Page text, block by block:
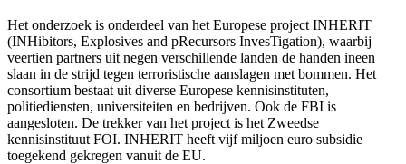
Het onderzoek is onderdeel van het Europese project INHERIT
(INHibitors, Explosives and pRecursors InvesTigation), waarbij
veertien partners uit negen verschillende landen de handen ineen
slaan in de strijd tegen terroristische aanslagen met bommen. Het
consortium bestaat uit diverse Europese kennisinstituten,
politiediensten, universiteiten en bedrijven. Ook de FBI is
aangesloten. De trekker van het project is het Zweedse
kennisinstituut FOI. INHERIT heeft vijf miljoen euro subsidie
toegekend gekregen vanuit de EU.